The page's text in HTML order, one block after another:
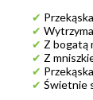
✔
✔
✔ Z bogatą
✔ Z
✔
✔ Świetnie